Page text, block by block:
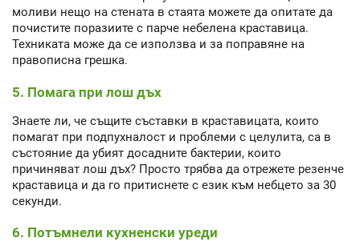
моливи нещо на стената в стаята можете да опитате да
почистите поразиите с парче небелена краставица.
Техниката може да се използва и за поправяне на
правописна грешка.
5. Помага при лош дъх
Знаете ли, че същите съставки в краставицата, които
помагат при подпухналост и проблеми с целулита, са в
състояние да убият досадните бактерии, които
причиняват лош дъх? Просто трябва да отрежете резенче
краставица и да го притиснете с език към небцето за 30
секунди.
6. Потъмнели кухненски уреди